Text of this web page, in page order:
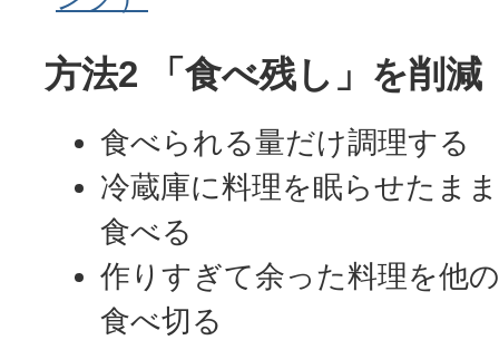
方法2 「食べ残し」を削減
食べられる量だけ調理する
冷蔵庫に料理を眠らせたま
食べる
作りすぎて余った料理を他
食べ切る